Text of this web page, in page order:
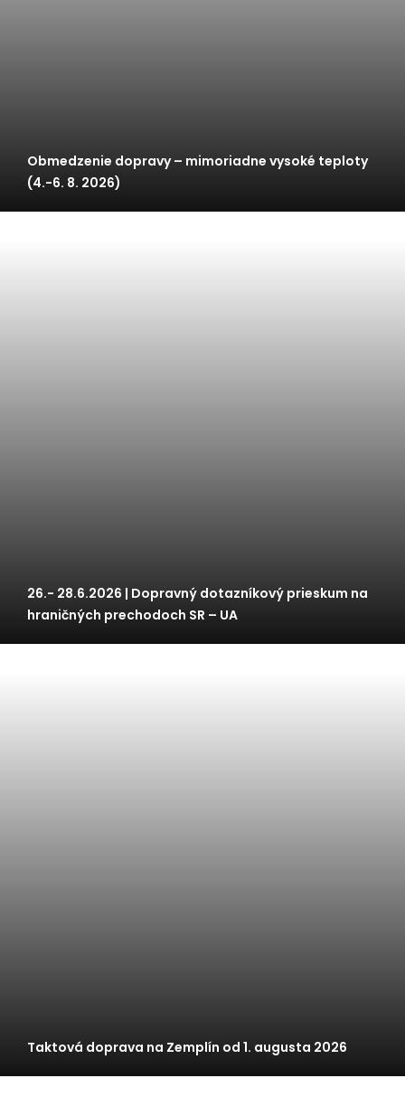
Obmedzenie dopravy – mimoriadne vysoké teploty
(4.-6. 8. 2026)
26.- 28.6.2026 | Dopravný dotazníkový prieskum na
hraničných prechodoch SR – UA
Taktová doprava na Zemplín od 1. augusta 2026